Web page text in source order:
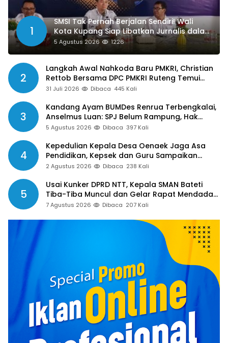
1
SMSI Tak Pernah Berjalan Sendiri! Wali
Kota Kupang Siap Libatkan Jurnalis dalam
Publikasi Program Pemkot
5 Agustus 2026 1226
2
Langkah Awal Nahkoda Baru PMKRI, Christian
Rettob Bersama DPC PMKRI Ruteng Temui
Bupati Manggarai Perkuat Kolaborasi Masa
31 Juli 2026 Dibaca 445 Kali
3
Kandang Ayam BUMDes Renrua Terbengkalai,
Anselmus Luan: SPJ Belum Rampung, Hak
Aparat Desa Sejak Januari Belum Dibayar
5 Agustus 2026 Dibaca 397 Kali
4
Kepedulian Kepala Desa Oenaek Jaga Asa
Pendidikan, Kepsek dan Guru Sampaikan
Apresiasi
2 Agustus 2026 Dibaca 238 Kali
5
Usai Kunker DPRD NTT, Kepala SMAN Bateti
Tiba-Tiba Muncul dan Gelar Rapat Mendadak,
Guru Pertanyakan Hak 15 Persen yang Belum
7 Agustus 2026 Dibaca 207 Kali